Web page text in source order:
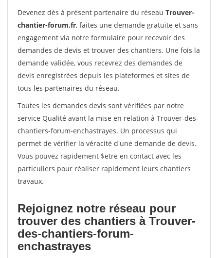
Devenez dès à présent partenaire du réseau Trouver-
chantier-forum.fr, faites une demande gratuite et sans
engagement via notre formulaire pour recevoir des
demandes de devis et trouver des chantiers. Une fois la
demande validée, vous recevrez des demandes de
devis enregistrées depuis les plateformes et sites de
tous les partenaires du réseau.
Toutes les demandes devis sont vérifiées par notre
service Qualité avant la mise en relation à Trouver-des-
chantiers-forum-enchastrayes. Un processus qui
permet de vérifier la véracité d'une demande de devis.
Vous pouvez rapidement $etre en contact avec les
particuliers pour réaliser rapidement leurs chantiers
travaux.
Rejoignez notre réseau pour
trouver des chantiers à Trouver-
des-chantiers-forum-
enchastrayes